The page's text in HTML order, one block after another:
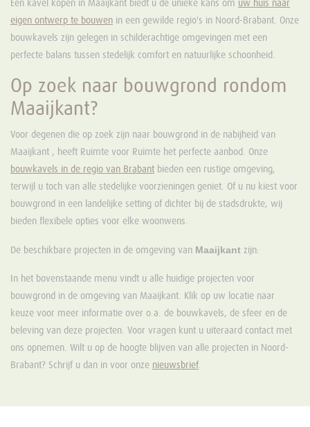
Een kavel kopen in Maaijkant biedt u de unieke kans om uw huis naar
eigen ontwerp te bouwen in een gewilde regio's in Noord-Brabant. Onze
bouwkavels zijn gelegen in schilderachtige omgevingen met een
perfecte balans tussen stedelijk comfort en natuurlijke schoonheid.
Op zoek naar bouwgrond rondom
Maaijkant?
Voor degenen die op zoek zijn naar bouwgrond in de nabijheid van
Maaijkant , heeft Ruimte voor Ruimte het perfecte aanbod. Onze
bouwkavels in de regio van Brabant bieden een rustige omgeving,
terwijl u toch van alle stedelijke voorzieningen geniet. Of u nu kiest voor
bouwgrond in een landelijke setting of dichter bij de stadsdrukte, wij
bieden flexibele opties voor elke woonwens.
De beschikbare projecten in de omgeving van Maaijkant zijn:
In het bovenstaande menu vindt u alle huidige projecten voor
bouwgrond in de omgeving van Maaijkant. Klik op uw locatie naar
keuze voor meer informatie over o.a. de bouwkavels, de sfeer en de
beleving van deze projecten. Voor vragen kunt u uiteraard contact met
ons opnemen. Wilt u op de hoogte blijven van alle projecten in Noord-
Brabant? Schrijf u dan in voor onze nieuwsbrief.